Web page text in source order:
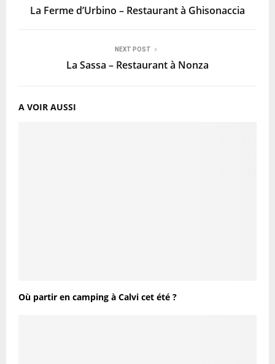
La Ferme d’Urbino – Restaurant à Ghisonaccia
NEXT POST
La Sassa – Restaurant à Nonza
A VOIR AUSSI
Où partir en camping à Calvi cet été ?